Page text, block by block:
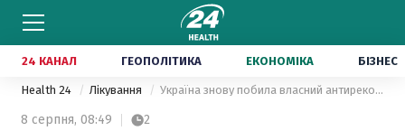
24 КАНАЛ ГЕОПОЛІТИКА ЕКОНОМІКА БІЗНЕС
Health 24 Лікування Україна знову побила власний антирекорд – 1 489 інфікованих COVID-19 за добу
8 серпня, 08:49 2